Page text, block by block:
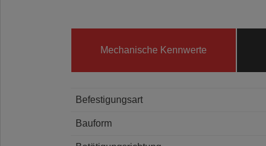
Mechanische Kennwerte
Befestigungsart
Bauform